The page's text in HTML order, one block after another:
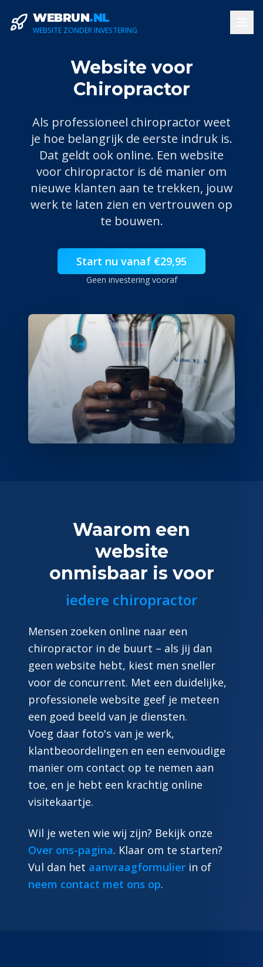
WEBRUN.NL
WEBSITE ZONDER INVESTERING
Website voor
Chiropractor
Als professioneel chiropractorweet
je hoe belangrijk de eerste indruk is.
Dat geldt ook online. Een website
voor chiropractor is dé manier om
nieuwe klanten aan te trekken, jouw
werk te laten zien en vertrouwen op
te bouwen.
Start nu vanaf €29,95
Geen investering vooraf
Waarom een
website
onmisbaar is voor
iedere chiropractor
Mensen zoeken online naar een
chiropractor in de buurt – als jij dan
geen website hebt, kiest men sneller
voor de concurrent. Met een duidelijke,
professionele website geef je meteen
een goed beeld van je diensten.
Voeg daar foto's van je werk,
klantbeoordelingen en een eenvoudige
manier om contact op te nemen aan
toe, en je hebt een krachtig online
visitekaartje.
Wil je weten wie wij zijn? Bekijk onze
Over ons-pagina. Klaar om te starten?
Vul dan het aanvraagformulier in of
neem contact met ons op.